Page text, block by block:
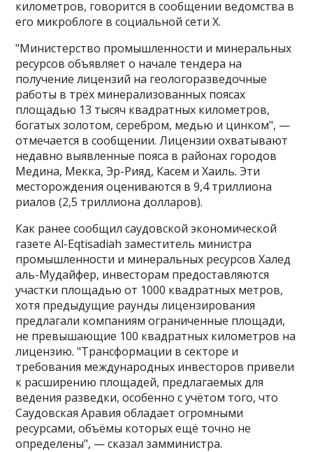
километров, говорится в сообщении ведомства в
его микроблоге в социальной сети Х.
"Министерство промышленности и минеральных
ресурсов объявляет о начале тендера на
получение лицензий на геологоразведочные
работы в трёх минерализованных поясах
площадью 13 тысяч квадратных километров,
богатых золотом, серебром, медью и цинком", —
отмечается в сообщении​​​. Лицензии охватывают
недавно выявленные пояса в районах городов
Медина, Мекка, Эр-Рияд, Касем и Хаиль. Эти
месторождения оцениваются в 9,4 триллиона
риалов (2,5 триллиона долларов).
Как ранее сообщил саудовской экономической
газете Al-Eqtisadiah заместитель министра
промышленности и минеральных ресурсов Халед
аль-Мудайфер, инвесторам предоставляются
участки площадью от 1000 квадратных метров,
хотя предыдущие раунды лицензирования
предлагали компаниям ограниченные площади,
не превышающие 100 квадратных километров на
лицензию. "Трансформации в секторе и
требования международных инвесторов привели
к расширению площадей, предлагаемых для
ведения разведки, особенно с учётом того, что
Саудовская Аравия обладает огромными
ресурсами, объёмы которых ещё точно не
определены", — сказал замминистра.